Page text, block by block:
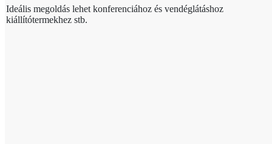
Ideális megoldás lehet konferenciához és vendéglátáshoz
kiállítótermekhez stb.